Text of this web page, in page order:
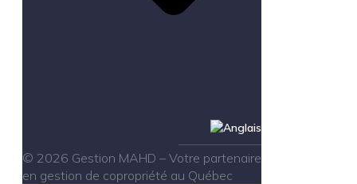
© 2026 Gestion MAHD – Votre partenaire
en gestion de copropriété au Québec